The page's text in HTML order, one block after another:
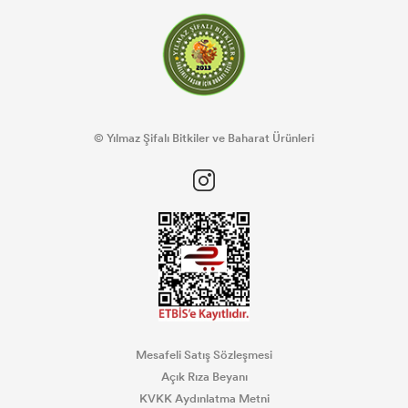
© Yılmaz Şifalı Bitkiler ve Baharat Ürünleri
Mesafeli Satış Sözleşmesi
Açık Rıza Beyanı
KVKK Aydınlatma Metni